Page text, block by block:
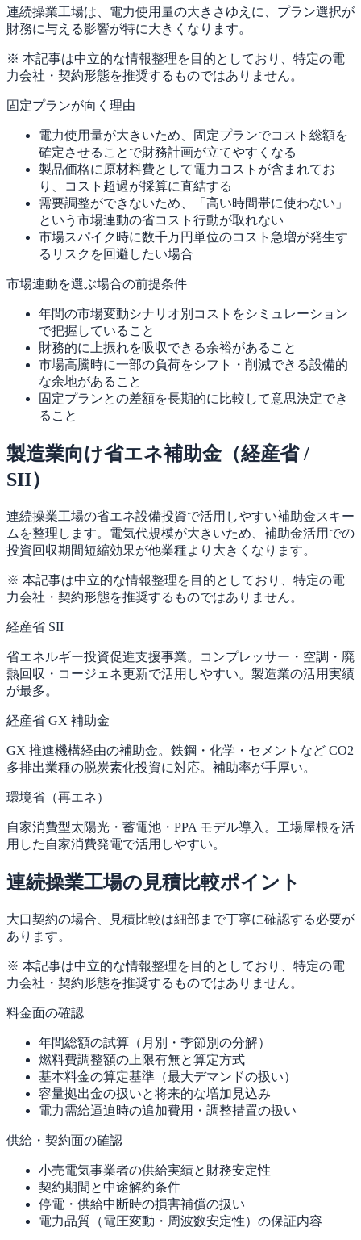
連続操業工場は、電力使用量の大きさゆえに、プラン選択が
財務に与える影響が特に大きくなります。
※ 本記事は中立的な情報整理を目的としており、特定の電
力会社・契約形態を推奨するものではありません。
固定プランが向く理由
電力使用量が大きいため、固定プランでコスト総額を
確定させることで財務計画が立てやすくなる
製品価格に原材料費として電力コストが含まれてお
り、コスト超過が採算に直結する
需要調整ができないため、「高い時間帯に使わない」
という市場連動の省コスト行動が取れない
市場スパイク時に数千万円単位のコスト急増が発生す
るリスクを回避したい場合
市場連動を選ぶ場合の前提条件
年間の市場変動シナリオ別コストをシミュレーション
で把握していること
財務的に上振れを吸収できる余裕があること
市場高騰時に一部の負荷をシフト・削減できる設備的
な余地があること
固定プランとの差額を長期的に比較して意思決定でき
ること
製造業向け省エネ補助金（経産省 /
SII）
連続操業工場の省エネ設備投資で活用しやすい補助金スキー
ムを整理します。電気代規模が大きいため、補助金活用での
投資回収期間短縮効果が他業種より大きくなります。
※ 本記事は中立的な情報整理を目的としており、特定の電
力会社・契約形態を推奨するものではありません。
経産省 SII
省エネルギー投資促進支援事業。コンプレッサー・空調・廃
熱回収・コージェネ更新で活用しやすい。製造業の活用実績
が最多。
経産省 GX 補助金
GX 推進機構経由の補助金。鉄鋼・化学・セメントなど CO2
多排出業種の脱炭素化投資に対応。補助率が手厚い。
環境省（再エネ）
自家消費型太陽光・蓄電池・PPA モデル導入。工場屋根を活
用した自家消費発電で活用しやすい。
連続操業工場の見積比較ポイント
大口契約の場合、見積比較は細部まで丁寧に確認する必要が
あります。
※ 本記事は中立的な情報整理を目的としており、特定の電
力会社・契約形態を推奨するものではありません。
料金面の確認
年間総額の試算（月別・季節別の分解）
燃料費調整額の上限有無と算定方式
基本料金の算定基準（最大デマンドの扱い）
容量拠出金の扱いと将来的な増加見込み
電力需給逼迫時の追加費用・調整措置の扱い
供給・契約面の確認
小売電気事業者の供給実績と財務安定性
契約期間と中途解約条件
停電・供給中断時の損害補償の扱い
電力品質（電圧変動・周波数安定性）の保証内容